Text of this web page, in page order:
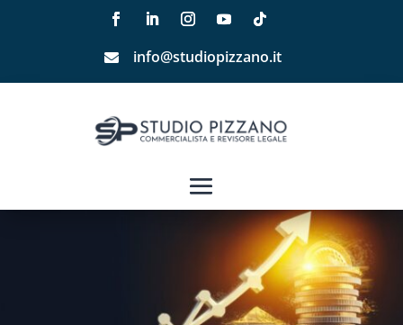
 info@studiopizzano.it